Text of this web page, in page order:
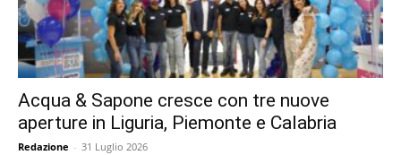
Acqua & Sapone cresce con tre nuove
aperture in Liguria, Piemonte e Calabria
Redazione - 31 Luglio 2026